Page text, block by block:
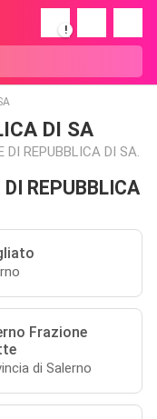
!
DI SA
REPUBBLICA DI SA.
REPUBBLICA
Frazione
di Salerno